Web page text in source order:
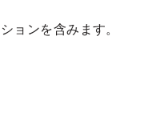
ョンを含みます。